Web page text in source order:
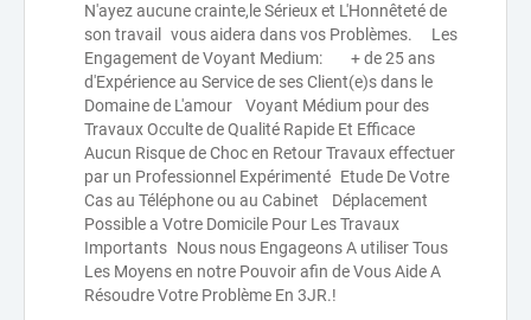
N'ayez aucune crainte,le Sérieux et L'Honnêteté de
son travail vous aidera dans vos Problèmes. Les
Engagement de Voyant Medium: + de 25 ans
d'Expérience au Service de ses Client(e)s dans le
Domaine de L'amour Voyant Médium pour des
Travaux Occulte de Qualité Rapide Et Efficace
Aucun Risque de Choc en Retour Travaux effectuer
par un Professionnel Expérimenté Etude De Votre
Cas au Téléphone ou au Cabinet Déplacement
Possible a Votre Domicile Pour Les Travaux
Importants Nous nous Engageons A utiliser Tous
Les Moyens en notre Pouvoir afin de Vous Aide A
Résoudre Votre Problème En 3JR.!